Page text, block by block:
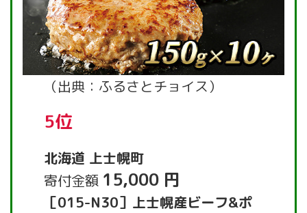
（出典：ふるさとチョイス）
5位
北海道 上士幌町
寄付金額 15,000 円
［015-N30］上士幌産ビーフ&ポ